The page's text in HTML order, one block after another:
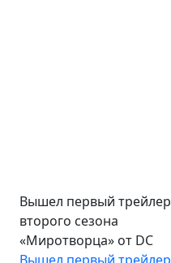
Вышел первый трейлер
второго сезона
«Миротворца» от DC